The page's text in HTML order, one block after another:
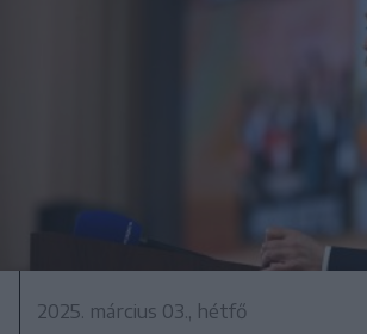
2025. március 03., hétfő